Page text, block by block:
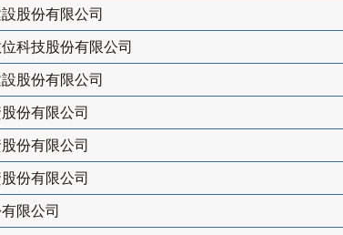
股份有限公司
科技股份有限公司
股份有限公司
份有限公司
份有限公司
份有限公司
限公司